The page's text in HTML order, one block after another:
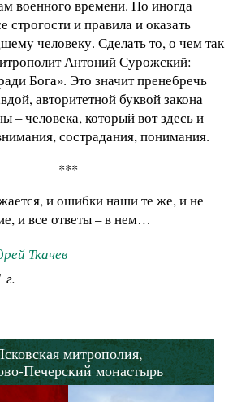
военного времени. Но иногда
строгости и правила и оказать
человеку. Сделать то, о чем так
Антоний Сурожский:
Бога». Это значит пренебречь
авторитетной буквой закона
– человека, который вот здесь и
сострадания, понимания.
***
и ошибки наши те же, и не
и все ответы – в нем…
Ткачев
г.
митрополия,
Печерский монастырь